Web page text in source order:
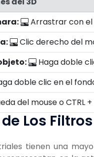
Arrastrar con el
Clic derecho del
Haga doble
doble clic en el
del mouse o CTRL
Los
tienen una